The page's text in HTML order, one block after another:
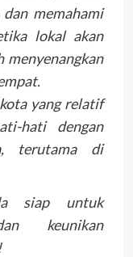
memahami
lokal akan
menyenangkan
yang relatif
hati dengan
terutama di
siap untuk
keunikan